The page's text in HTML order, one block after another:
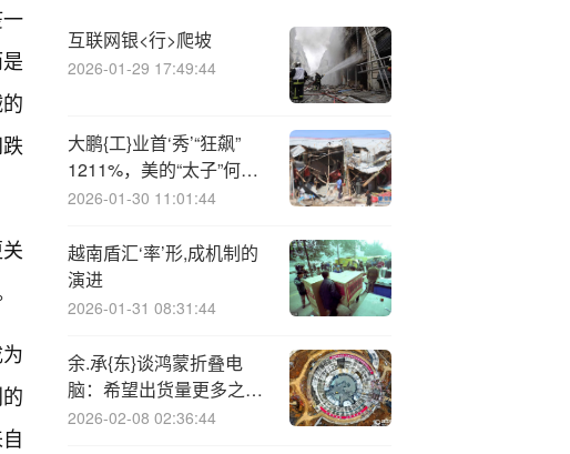
互联网银<行>爬坡
2026-01-29 17:49:44
大鹏{工}业首‘秀’“狂飙”
1211%，美的“太子”何剑
锋隐身其后
2026-01-30 11:01:44
越南盾汇‘率’形,成机制的
演进
2026-01-31 08:31:44
余.承{东}谈鸿蒙折叠电
脑：希望出货量更多之后
成本降低，大家能以更优
2026-02-08 02:36:44